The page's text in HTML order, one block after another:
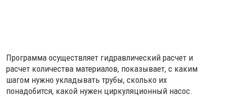
Программа осуществляет гидравлический расчет и
расчет количества материалов, показывает, с каким
шагом нужно укладывать трубы, сколько их
понадобится, какой нужен циркуляционный насос.